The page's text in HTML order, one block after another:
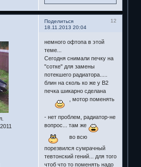
Поделиться
12
18.11.2013 20:04
немного офтопа в этой
теме...
Сегодня снимали печку на
"сотке" для замены
потекшего радиатора.....
блин на сколь ко же у В2
печка шикарно сделана
, мотор поменять
- нет проблем, радиатор-не
вопрос... там же
во всю
порезвился сумрачный
тевтонский гений... для того
чтоб что то поменять надо